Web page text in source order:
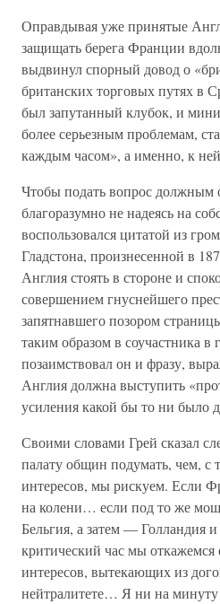
Оправдывая уже принятые
защищать берега Франции
выдвинул спорный довод о
британских торговых путях в
был запутанный клубок, и
более серьезным проблемам,
каждым часом», а именно, к
Чтобы подать вопрос должным
благоразумно не надеясь на
воспользовался цитатой из
Гладстона, произнесенной в
Англия стоять в стороне и
совершением гнуснейшего
запятнавшего позором
таким образом в соучастника в
позаимствовал он и фразу,
Англия должна выступить
усиления какой бы то ни было
Своими словами Грей сказал
палату общин подумать, чем, с
интересов, мы рискуем. Если
на колени… если под то же
Бельгия, а затем — Голландия
критический час мы откажемся
интересов, вытекающих из
нейтралитете… Я ни на минуту